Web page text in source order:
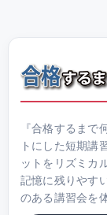
『合格するま
トにした短期講
ットをリズミカ
記憶に残りやす
のある講習会を